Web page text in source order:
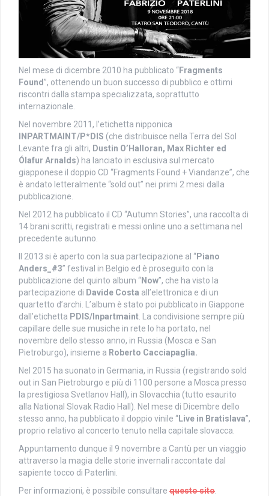
Nel mese di dicembre 2010 ha pubblicato “Fragments
Found”, ottenendo un buon successo di pubblico e ottimi
riscontri dalla stampa specializzata, soprattutto
internazionale.
Nel novembre 2011, l’etichetta nipponica
INPARTMAINT/P*DIS (che distribuisce nella Terra del Sol
Levante fra gli altri, Dustin O’Halloran, Max Richter ed
Ólafur Arnalds) ha lanciato in esclusiva sul mercato
giapponese il doppio CD “Fragments Found + Viandanze”, che
è andato letteralmente “sold out” nei primi 2 mesi dalla
pubblicazione.
Nel 2012 ha pubblicato il CD “Autumn Stories”, una raccolta di
14 brani scritti, registrati e messi online uno a settimana nel
precedente autunno.
Il 2013 si è aperto con la sua partecipazione al “Piano
Anders_#3” festival in Belgio ed è proseguito con la
pubblicazione del quinto album “Now”, che ha visto la
partecipazione di Davide Costa all’elettronica e di un
quartetto d’archi. L’album è stato poi pubblicato in Giappone
dall’etichetta PDIS/Inpartmaint . La condivisione sempre più
capillare delle sue musiche in rete lo ha portato, nel
novembre dello stesso anno, in Russia (Mosca e San
Pietroburgo), insieme a Roberto Cacciapaglia.
Nel 2015 ha suonato in Germania, in Russia (registrando sold
out in San Pietroburgo e più di 1100 persone a Mosca presso
la prestigiosa Svetlanov Hall), in Slovacchia (tutto esaurito
alla National Slovak Radio Hall). Nel mese di Dicembre dello
stesso anno, ha pubblicato il doppio vinile “Live in Bratislava”,
proprio relativo al concerto tenuto nella capitale slovacca.
Appuntamento dunque il 9 novembre a Cantù per un viaggio
attraverso la magia delle storie invernali raccontate dal
sapiente tocco di Paterlini.
Per informazioni, è possibile consultare questo sito